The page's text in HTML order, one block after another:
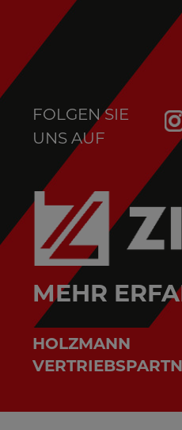
FOLGEN SIE
UNS AUF
MEHR
HOLZMANN